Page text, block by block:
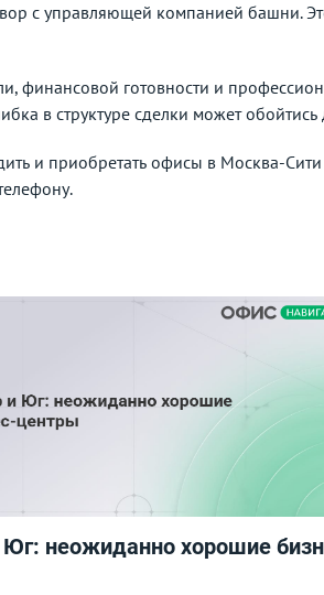
с управляющей компанией башни.
финансовой готовности и
в структуре сделки может
и приобретать офисы в Москва-Сити
неожиданно хорошие